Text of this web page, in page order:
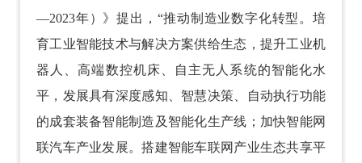
—2023年）》提出，“推动制造业数字化转型。培
育工业智能技术与解决方案供给生态，提升工业机
器人、高端数控机床、自主无人系统的智能化水
平，发展具有深度感知、智慧决策、自动执行功能
的成套装备智能制造及智能化生产线；加快智能网
联汽车产业发展。搭建智能车联网产业生态共享平